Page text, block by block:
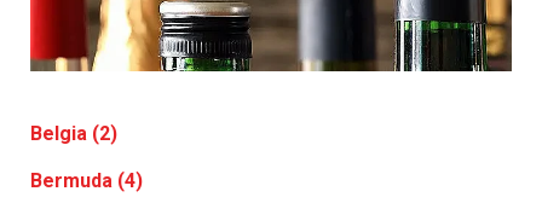
Belgia (2)
Bermuda (4)